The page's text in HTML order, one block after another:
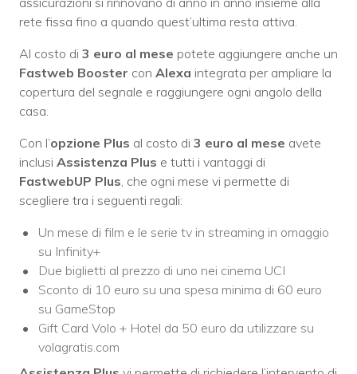
rete fissa fino a quando quest’ultima resta attiva.
Al costo di 3 euro al mese potete aggiungere anche un
Fastweb Booster con Alexa integrata per ampliare la
copertura del segnale e raggiungere ogni angolo della
casa.
Con l’opzione Plus al costo di 3 euro al mese avete
inclusi Assistenza Plus e tutti i vantaggi di
FastwebUP Plus, che ogni mese vi permette di
scegliere tra i seguenti regali:
Un mese di film e le serie tv in streaming in omaggio
su Infinity+
Due biglietti al prezzo di uno nei cinema UCI
Sconto di 10 euro su una spesa minima di 60 euro
su GameStop
Gift Card Volo + Hotel da 50 euro da utilizzare su
volagratis.com